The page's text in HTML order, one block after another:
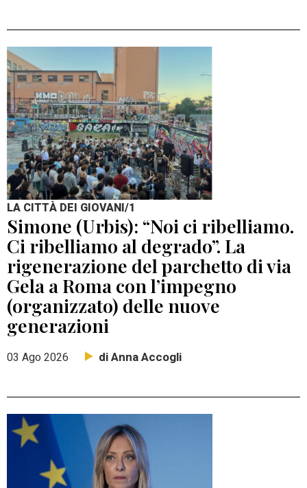
LA CITTÀ DEI GIOVANI/1
Simone (Urbis): “Noi ci ribelliamo.
Ci ribelliamo al degrado”. La
rigenerazione del parchetto di via
Gela a Roma con l’impegno
(organizzato) delle nuove
generazioni
03 Ago 2026 di Anna Accogli